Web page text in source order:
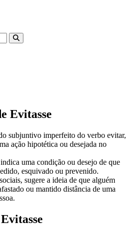
Evitasse
subjuntivo imperfeito do verbo evitar,
ação hipotética ou desejada no
uma condição ou desejo de que
esquivado ou prevenido.
sugere a ideia de que alguém
ou mantido distância de uma
Evitasse